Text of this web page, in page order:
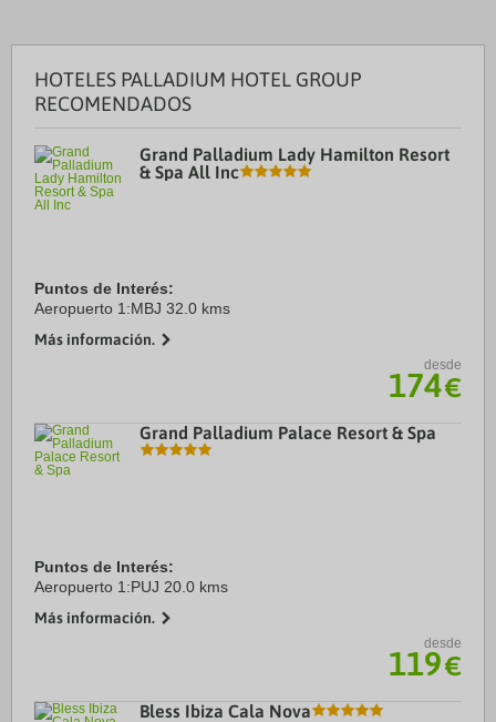
HOTELES PALLADIUM HOTEL GROUP
RECOMENDADOS
Grand Palladium Lady Hamilton Resort
& Spa All Inc
Puntos de Interés:
Aeropuerto 1:MBJ 32.0 kms
Más información.
desde
174€
Grand Palladium Palace Resort & Spa
Puntos de Interés:
Aeropuerto 1:PUJ 20.0 kms
Más información.
desde
119€
Bless Ibiza Cala Nova